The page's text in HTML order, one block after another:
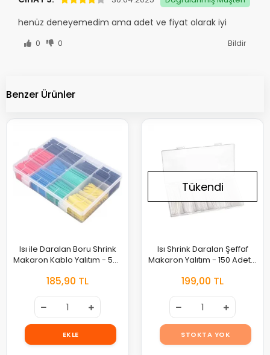
henüz deneyemedim ama adet ve fiyat olarak iyi
0 0 Bildir
Benzer Ürünler
Isı ile Daralan Boru Shrink
Makaron Kablo Yalıtım - 580
185,90 TL
EKLE
Tükendi
Isı Shrink Daralan Şeffaf
Makaron Yalıtım - 150 Adet 6
199,00 TL
STOKTA YOK